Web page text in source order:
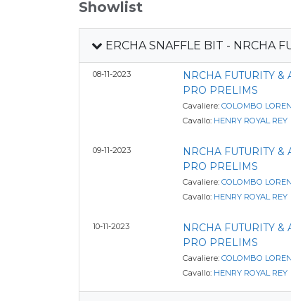
Showlist
ERCHA SNAFFLE BIT - NRCHA
08-11-2023
NRCHA FUTURITY
PRO PRELIMS
Cavaliere:COLOMBO
Cavallo: HENRY ROYAL REY
09-11-2023
NRCHA FUTURITY
PRO PRELIMS
Cavaliere:COLOMBO
Cavallo: HENRY ROYAL REY
10-11-2023
NRCHA FUTURITY
PRO PRELIMS
Cavaliere:COLOMBO
Cavallo: HENRY ROYAL REY